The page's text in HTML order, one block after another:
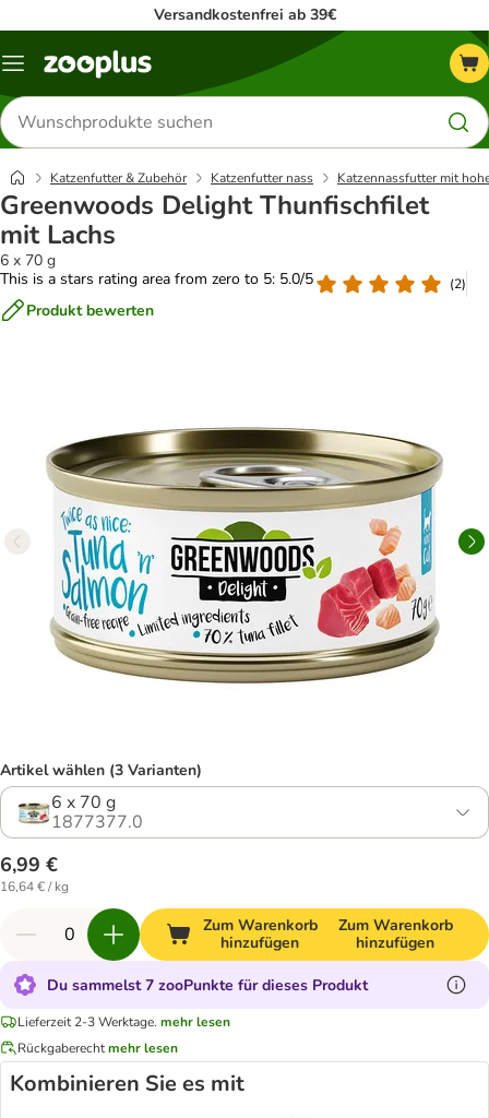
Versandkostenfrei ab 39€
Menü
Produkte
suchen
Katzenfutter & Zubehör Katzenfutter nass Katzennassfutter mit
Greenwoods Delight Thunfischfilet
mit Lachs
6 x 70 g
This is a stars rating area from zero to 5: 5.0/5
(2)
Produkt bewerten
Artikel wählen (3 Varianten)
6 x 70 g
1877377.0
6,99 €
16,64 € / kg
Zum Warenkorb
hinzufügen
Zum Warenkorb
hinzufügen
Du sammelst 7 zooPunkte für dieses Produkt
Lieferzeit 2-3 Werktage. mehr lesen
Rückgaberechtmehr lesen
Kombinieren Sie es mit